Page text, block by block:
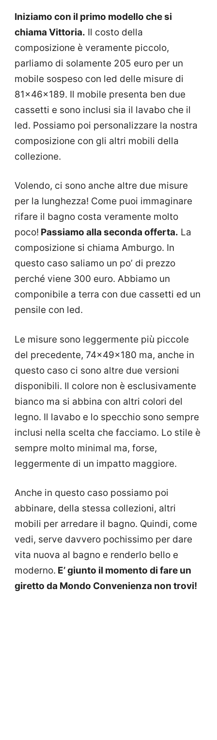
Iniziamo con il primo modello che si
chiama Vittoria. Il costo della
composizione è veramente piccolo,
parliamo di solamente 205 euro per un
mobile sospeso con led delle misure di
81x46x189. Il mobile presenta ben due
cassetti e sono inclusi sia il lavabo che il
led. Possiamo poi personalizzare la nostra
composizione con gli altri mobili della
collezione.
Volendo, ci sono anche altre due misure
per la lunghezza! Come puoi immaginare
rifare il bagno costa veramente molto
poco! Passiamo alla seconda offerta. La
composizione si chiama Amburgo. In
questo caso saliamo un po’ di prezzo
perché viene 300 euro. Abbiamo un
componibile a terra con due cassetti ed un
pensile con led.
Le misure sono leggermente più piccole
del precedente, 74x49x180 ma, anche in
questo caso ci sono altre due versioni
disponibili. Il colore non è esclusivamente
bianco ma si abbina con altri colori del
legno. Il lavabo e lo specchio sono sempre
inclusi nella scelta che facciamo. Lo stile è
sempre molto minimal ma, forse,
leggermente di un impatto maggiore.
Anche in questo caso possiamo poi
abbinare, della stessa collezioni, altri
mobili per arredare il bagno. Quindi, come
vedi, serve davvero pochissimo per dare
vita nuova al bagno e renderlo bello e
moderno. E’ giunto il momento di fare un
giretto da Mondo Convenienza non trovi!